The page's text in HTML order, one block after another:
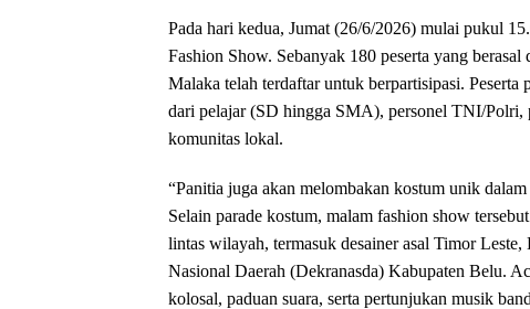
​Pada hari kedua, Jumat (26/6/2026) mulai pukul
Fashion Show. Sebanyak 180 peserta yang
Malaka telah terdaftar untuk berpartisipasi.
dari pelajar (SD hingga SMA), personel TNI/
komunitas lokal.
“​Panitia juga akan melombakan kostum unik
Selain parade kostum, malam fashion show
lintas wilayah, termasuk desainer asal Timor
Nasional Daerah (Dekranasda) Kabupaten Belu.
kolosal, paduan suara, serta pertunjukan musik